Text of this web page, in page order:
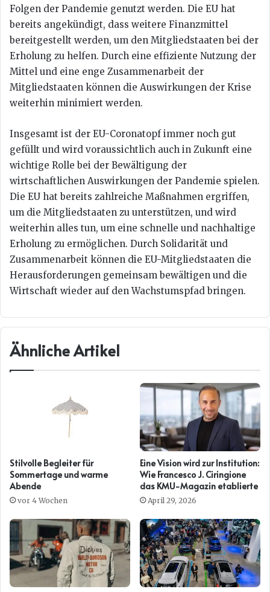
Folgen der Pandemie genutzt werden. Die EU hat
bereits angekündigt, dass weitere Finanzmittel
bereitgestellt werden, um den Mitgliedstaaten bei der
Erholung zu helfen. Durch eine effiziente Nutzung der
Mittel und eine enge Zusammenarbeit der
Mitgliedstaaten können die Auswirkungen der Krise
weiterhin minimiert werden.
Insgesamt ist der EU-Coronatopf immer noch gut
gefüllt und wird voraussichtlich auch in Zukunft eine
wichtige Rolle bei der Bewältigung der
wirtschaftlichen Auswirkungen der Pandemie spielen.
Die EU hat bereits zahlreiche Maßnahmen ergriffen,
um die Mitgliedstaaten zu unterstützen, und wird
weiterhin alles tun, um eine schnelle und nachhaltige
Erholung zu ermöglichen. Durch Solidarität und
Zusammenarbeit können die EU-Mitgliedstaaten die
Herausforderungen gemeinsam bewältigen und die
Wirtschaft wieder auf den Wachstumspfad bringen.
Ähnliche Artikel
Stilvolle Begleiter für
Sommertage und warme
Abende
vor 4 Wochen
Eine Vision wird zur Institution:
Wie Francesco J. Ciringione
das KMU-Magazin etablierte
April 29, 2026